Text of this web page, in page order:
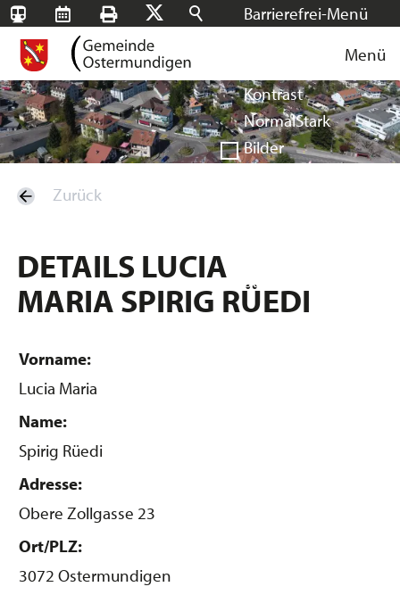
Barrierefrei-Menü
Sehr groß
Kontrast
NormalStark
Bilder
Stoppen
Suchen
SBB-
Tageskarten
RMS Drucken
Facebook
Instagram
Login Menü
Zurück
DETAILS LUCIA
MARIA SPIRIG RÜEDI
Vorname:
Lucia Maria
Name:
Spirig Rüedi
Adresse:
Obere Zollgasse 23
Ort/PLZ:
3072 Ostermundigen